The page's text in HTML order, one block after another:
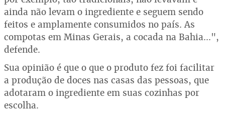
ainda não levam o ingrediente e seguem sendo
feitos e amplamente consumidos no país. As
compotas em Minas Gerais, a cocada na Bahia...",
defende.
Sua opinião é que o que o produto fez foi facilitar
a produção de doces nas casas das pessoas, que
adotaram o ingrediente em suas cozinhas por
escolha.